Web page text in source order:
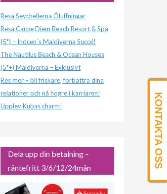
Resa Seychellerna Öluffningar
Resa Carpe Diem Beach Resort & Spa
(5*) – Indcen´s Maldiverna Succé!
The Nautilus Beach & Ocean Houses
(5*+) Maldiverna – Exklusivt
Res mer – bli friskare, förbättra dina
relationer och nå högre i karriären!
Upplev Kubas charm!
Dela upp din betalning –
räntefritt 3/6/12/24mån
KONTAKTA OSS